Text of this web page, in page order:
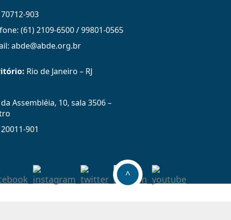
70712-903
(61) 2109-6500 / 99801-0565
abde@abde.org.br
Rio de Janeiro – RJ
Assembléia, 10, sala 3506 –
20011-901
^